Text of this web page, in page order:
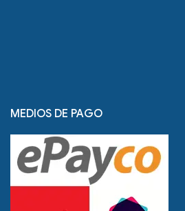
MEDIOS DE PAGO